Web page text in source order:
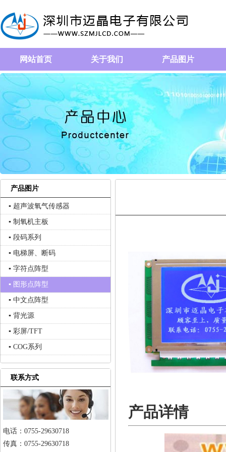
网站首页 关于我们 产品图片
产品详情
产品图片
▪ 超声波氧气传感器
▪ 制氧机主板
▪ 段码系列
▪ 电梯屏、断码
▪ 字符点阵型
▪ 图形点阵型
▪ 中文点阵型
▪ 背光源
▪ 彩屏/TFT
▪ COG系列
联系方式
电话：0755-29630718
传真：0755-29630718